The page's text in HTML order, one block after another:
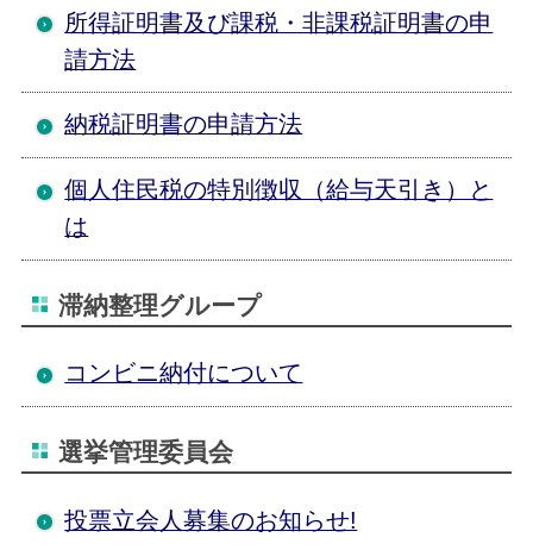
所得証明書及び課税・非課税証明書の申
請方法
納税証明書の申請方法
個人住民税の特別徴収（給与天引き）と
は
滞納整理グループ
コンビニ納付について
選挙管理委員会
投票立会人募集のお知らせ!